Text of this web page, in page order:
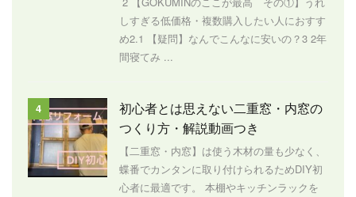
しすぎる低価格・複数購入したい人におすす
め2.1 【疑問】なんでこんなに安いの？3 2年
間寝てみ ...
4
初心者とは思えない二重窓・内窓の
つくり方・解説動画つき
【二重窓・内窓】は使う木材の量も少なく、
蝶番でカンタンに取り付けられるためDIY初
心者に最適です。 本棚やキッチンラックを